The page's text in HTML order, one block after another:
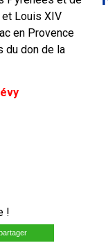
et Louis XIV
en Provence
du don de la
!